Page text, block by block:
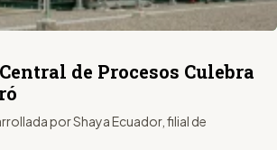
de Procesos Culebra
por Shaya Ecuador, filial de